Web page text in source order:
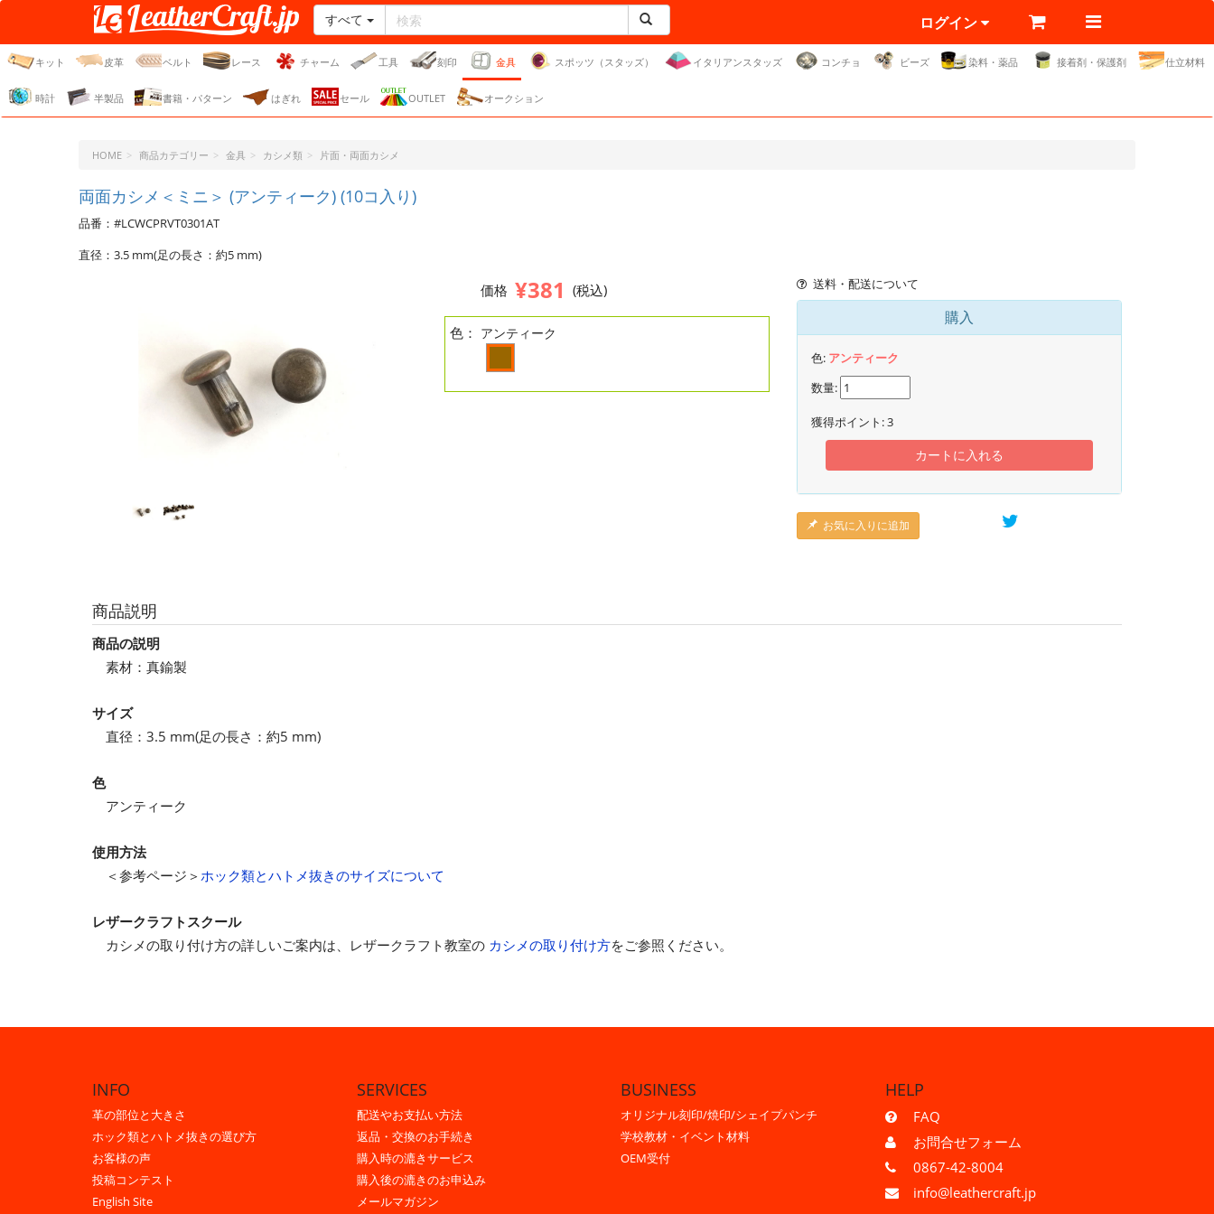
レザークラフト・ドット・
ジェーピー
すべて ログイン
キット 皮革 ベルト レース チャーム 工具 刻印 金具 スポッツ（スタッズ） イタリアンスタッズ コンチョ ビーズ 染料・薬品 接着剤・保護剤 仕立材料
時計 半製品 書籍・パターン はぎれ セール OUTLET オークション
HOME 商品カテゴリー 金具 カシメ類 片面・両面カシメ
両面カシメ＜ミニ＞ (アンティーク) (10コ入り)
品番：#LCWCPRVT0301AT
直径：3.5 mm(足の長さ：約5 mm)
価格 ¥381 (税込)
色： アンティーク
送料・配送について
購入
色: アンティーク
数量:
獲得ポイント:3
カートに入れる
お気に入りに追加
商品説明
商品の説明
素材：真鍮製
サイズ
直径：3.5 mm(足の長さ：約5 mm)
色
アンティーク
使用方法
＜参考ページ＞ ホック類とハトメ抜きのサイズについて
レザークラフトスクール
カシメの取り付け方の詳しいご案内は、レザークラフト教室の カシメの取り付け方をご参照ください。
INFO
革の部位と大きさ
ホック類とハトメ抜きの選び方
お客様の声
投稿コンテスト
English Site
SERVICES
配送やお支払い方法
返品・交換のお手続き
購入時の漉きサービス
購入後の漉きのお申込み
メールマガジン
BUSINESS
オリジナル刻印/焼印/シェイプパンチ
学校教材・イベント材料
OEM受付
HELP
FAQ
お問合せフォーム
0867-42-8004
info@leathercraft.jp